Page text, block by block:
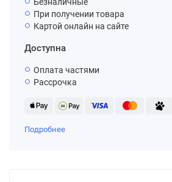
При получении товара
Картой онлайн на сайте
Доступна
Оплата частями
Рассрочка
Подробнее